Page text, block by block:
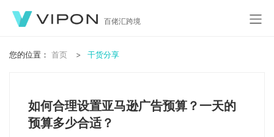
百佬汇跨境
您的位置： 首页 干货分享
如何合理设置亚马逊广告预算？一天的
预算多少合适？